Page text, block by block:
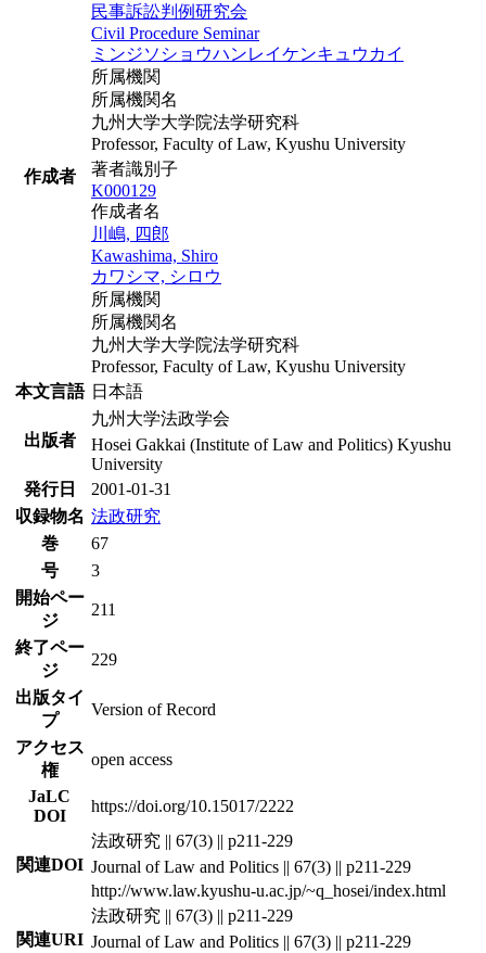
作成者
民事訴訟判例研究会
Civil Procedure Seminar
ミンジソショウハンレイケンキュウカイ
所属機関
所属機関名
九州大学大学院法学研究科
Professor, Faculty of Law, Kyushu University
著者識別子
K000129
作成者名
川嶋, 四郎
Kawashima, Shiro
カワシマ, シロウ
所属機関
所属機関名
九州大学大学院法学研究科
Professor, Faculty of Law, Kyushu University
本文言語 日本語
出版者
九州大学法政学会
Hosei Gakkai (Institute of Law and Politics) Kyushu
University
発行日
2001-01-31
収録物名 法政研究
巻
67
号
3
開始ペー
ジ
211
終了ペー
ジ
229
出版タイ
プ
Version of Record
アクセス
権
open access
JaLC
DOI
https://doi.org/10.15017/2222
関連DOI
法政研究 || 67(3) || p211-229
Journal of Law and Politics || 67(3) || p211-229
http://www.law.kyushu-u.ac.jp/~q_hosei/index.html
関連URI
法政研究 || 67(3) || p211-229
Journal of Law and Politics || 67(3) || p211-229